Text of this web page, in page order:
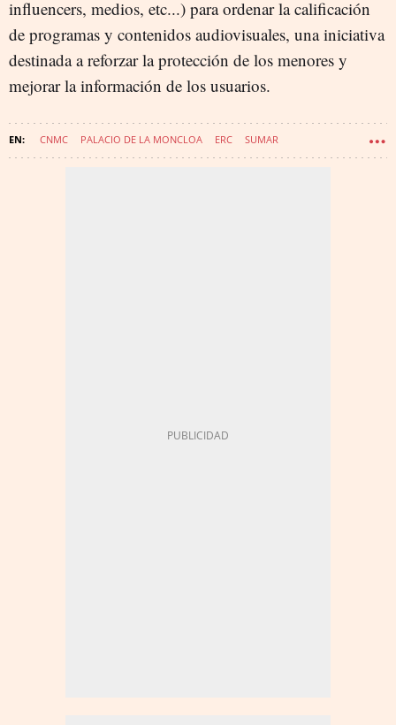
influencers, medios, etc...) para ordenar la calificación
de programas y contenidos audiovisuales, una iniciativa
destinada a reforzar la protección de los menores y
mejorar la información de los usuarios.
CNMC PALACIO DE LA MONCLOA ERC SUMAR